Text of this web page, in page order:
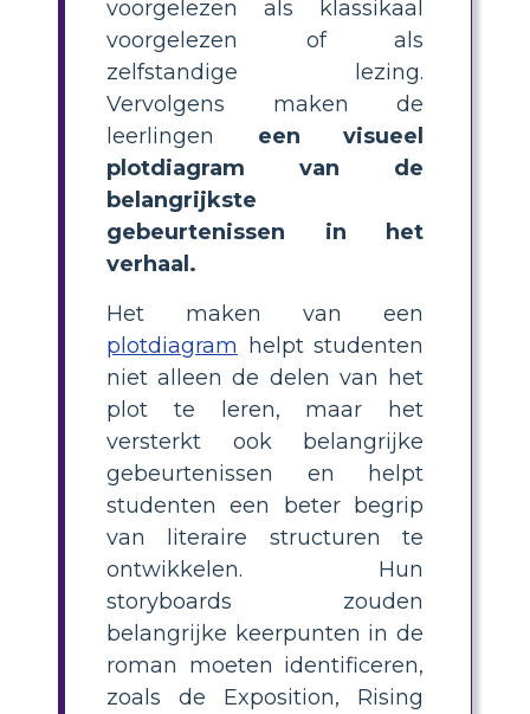
voorgelezen als klassikaal
voorgelezen of als
zelfstandige lezing.
Vervolgens maken de
leerlingen een visueel
plotdiagram van de
belangrijkste
gebeurtenissen in het
verhaal.
Het maken van een
plotdiagram helpt studenten
niet alleen de delen van het
plot te leren, maar het
versterkt ook belangrijke
gebeurtenissen en helpt
studenten een beter begrip
van literaire structuren te
ontwikkelen. Hun
storyboards zouden
belangrijke keerpunten in de
roman moeten identificeren,
zoals de Exposition, Rising